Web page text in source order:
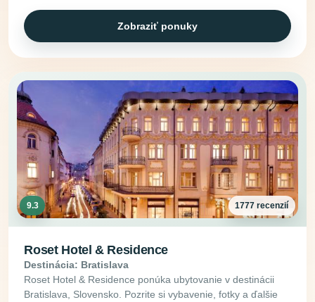
Zobraziť ponuky
9.3 1777 recenzií
Roset Hotel & Residence
Destinácia: Bratislava
Roset Hotel & Residence ponúka ubytovanie v destinácii
Bratislava, Slovensko. Pozrite si vybavenie, fotky a ďalšie